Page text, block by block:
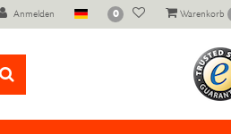
Anmelden 0 Warenkorb